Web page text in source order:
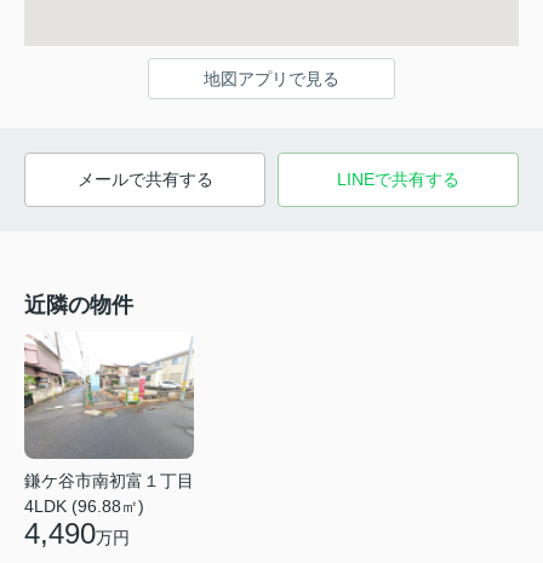
地図アプリで見る
メールで共有する LINEで共有する
近隣の物件
鎌ケ谷市南初富１丁目
4LDK (96.88㎡)
4,490万円